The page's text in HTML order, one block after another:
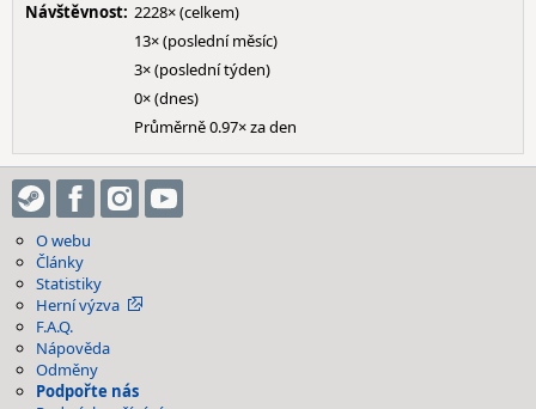
Návštěvnost: 2228× (celkem)
13× (poslední měsíc)
3× (poslední týden)
0× (dnes)
Průměrně 0.97× za den
O webu
Články
Statistiky
Herní výzva
F.A.Q.
Nápověda
Odměny
Podpořte nás